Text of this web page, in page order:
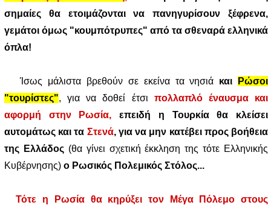
σημαίες θα ετοιμάζονται να πανηγυρίσουν ξέφρενα,
γεμάτοι όμως "κουμπότρυπες" από τα σθεναρά ελληνικά
όπλα!
Ίσως μάλιστα βρεθούν σε εκείνα τα νησιά και
Ρώσοι
"τουρίστες", για να δοθεί έτσι πολλαπλό έναυσμα και
αφορμή στην Ρωσία,
επειδή η Τουρκία θα κλείσει
αυτομάτως και τα Στενά, για να μην κατέβει προς βοήθεια
της Ελλάδος(θα γίνει σχετική έκκληση της τότε Ελληνικής
Κυβέρνησης) ο Ρωσικός Πολεμικός Στόλος...
Τότε η Ρωσία θα κηρύξει τον Μέγα Πόλεμο στους